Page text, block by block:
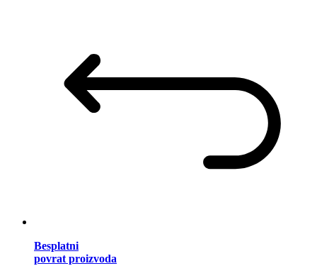
Besplatni
povrat proizvoda